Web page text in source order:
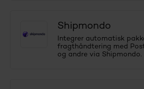
Shipmondo
Integrer automatisk
fragthåndtering med
og andre via Shipmondo.